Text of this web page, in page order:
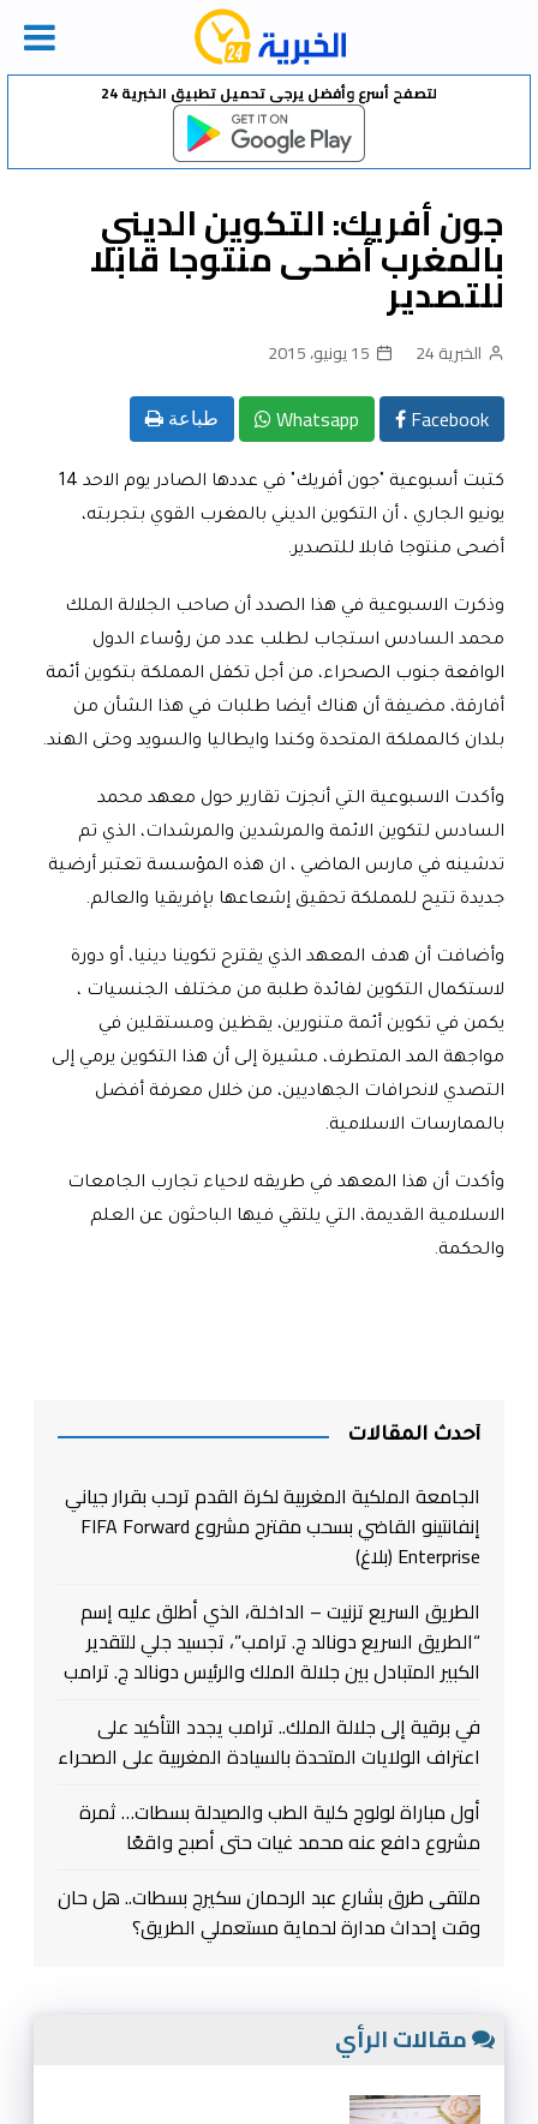
Skip
لتصفح أسرع وأفضل يرجى تحميل تطبيق الخبرية 24
جون أفريك: التكوين الديني
بالمغرب أضحى منتوجا قابلا
للتصدير
الخبرية 24 15 يونيو، 2015
Facebook
Whatsapp طباعة
كتبت أسبوعية "جون أفريك" في عددها الصادر يوم الاحد 14
يونيو الجاري ، أن التكوين الديني بالمغرب القوي بتجربته،
أضحى منتوجا قابلا للتصدير.
وذكرت الاسبوعية في هذا الصدد أن صاحب الجلالة الملك
محمد السادس استجاب لطلب عدد من رؤساء الدول
الواقعة جنوب الصحراء، من أجل تكفل المملكة بتكوين أئمة
أفارقة، مضيفة أن هناك أيضا طلبات في هذا الشأن من
بلدان كالمملكة المتحدة وكندا وايطاليا والسويد وحتى الهند.
وأكدت الاسبوعية التي أنجزت تقارير حول معهد محمد
السادس لتكوين الائمة والمرشدين والمرشدات، الذي تم
تدشينه في مارس الماضي ، ان هذه المؤسسة تعتبر أرضية
جديدة تتيح للمملكة تحقيق إشعاعها بإفريقيا والعالم.
وأضافت أن هدف المعهد الذي يقترح تكوينا دينيا، أو دورة
لاستكمال التكوين لفائدة طلبة من مختلف الجنسيات ،
يكمن في تكوين أئمة متنورين، يقظين ومستقلين في
مواجهة المد المتطرف، مشيرة إلى أن هذا التكوين يرمي إلى
التصدي لانحرافات الجهاديين، من خلال معرفة أفضل
بالممارسات الاسلامية.
وأكدت أن هذا المعهد في طريقه لاحياء تجارب الجامعات
الاسلامية القديمة، التي يلتقي فيها الباحثون عن العلم
والحكمة.
أحدث المقالات
الجامعة الملكية المغربية لكرة القدم ترحب بقرار جياني
إنفانتينو القاضي بسحب مقترح مشروع FIFA Forward
Enterprise (بلاغ)
الطريق السريع تزنيت – الداخلة، الذي أطلق عليه إسم
“الطريق السريع دونالد ج. ترامب”، تجسيد جلي للتقدير
الكبير المتبادل بين جلالة الملك والرئيس دونالد ج. ترامب
في برقية إلى جلالة الملك.. ترامب يجدد التأكيد على
اعتراف الولايات المتحدة بالسيادة المغربية على الصحراء
أول مباراة لولوج كلية الطب والصيدلة بسطات… ثمرة
مشروع دافع عنه محمد غيات حتى أصبح واقعًا
ملتقى طرق بشارع عبد الرحمان سكيرج بسطات.. هل حان
وقت إحداث مدارة لحماية مستعملي الطريق؟
مقالات الرأي